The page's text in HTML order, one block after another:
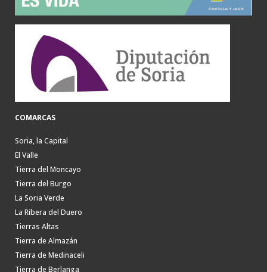
COMARCAS
Soria, la Capital
El Valle
Tierra del Moncayo
Tierra del Burgo
La Soria Verde
La Ribera del Duero
Tierras Altas
Tierra de Almazán
Tierra de Medinaceli
Tierra de Berlanga